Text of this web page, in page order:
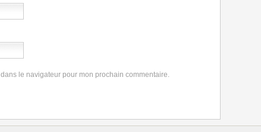
le navigateur pour mon prochain commentaire.